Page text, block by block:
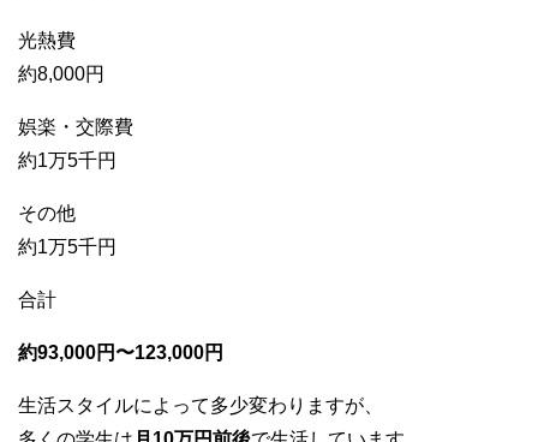
光熱費
約8,000円
娯楽・交際費
約1万5千円
その他
約1万5千円
合計
約93,000円〜123,000円
生活スタイルによって多少変わりますが、